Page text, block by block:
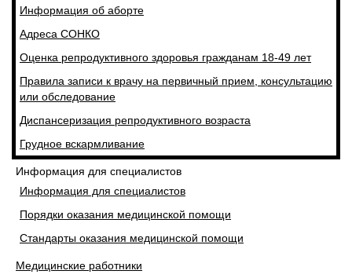
Информация об аборте
Адреса СОНКО
Оценка репродуктивного здоровья гражданам 18-49 лет
Правила записи к врачу на первичный прием, консультацию
или обследование
Диспансеризация репродуктивного возраста
Грудное вскармливание
Информация для специалистов
Информация для специалистов
Порядки оказания медицинской помощи
Стандарты оказания медицинской помощи
Медицинские работники